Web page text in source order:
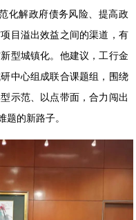
化解政府债务风险、提高政
目溢出效益之间的渠道，有
型城镇化。他建议，工行金
中心组成联合课题组，围绕
示范、以点带面，合力闯出
题的新路子。